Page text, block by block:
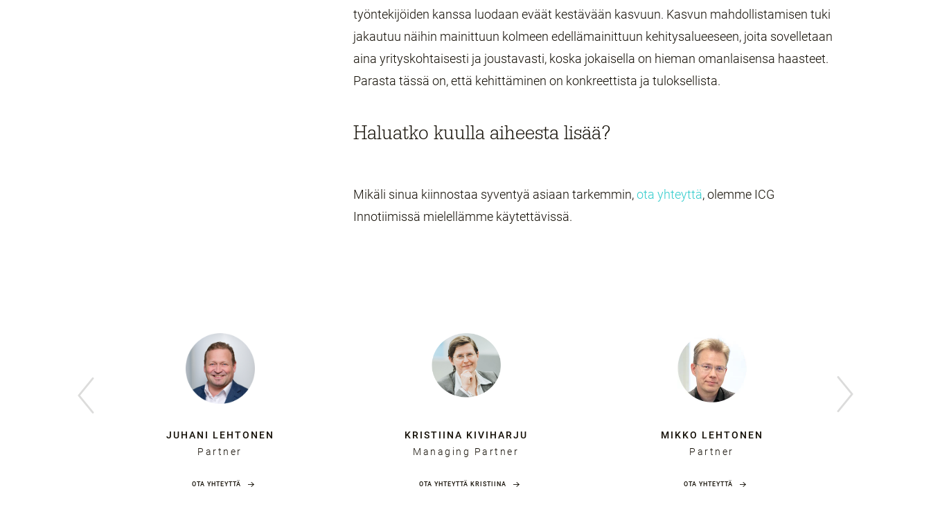
työntekijöiden kanssa luodaan eväät kestävään kasvuun. Kasvun mahdollistamisen tuki
jakautuu näihin mainittuun kolmeen edellämainittuun kehitysalueeseen, joita sovelletaan
aina yrityskohtaisesti ja joustavasti, koska jokaisella on hieman omanlaisensa haasteet.
Parasta tässä on, että kehittäminen on konkreettista ja tuloksellista.
Haluatko kuulla aiheesta lisää?
Mikäli sinua kiinnostaa syventyä asiaan tarkemmin,ota yhteyttä, olemme ICG
Innotiimissä mielellämme käytettävissä.
JUHANI LEHTONEN
Partner
OTA YHTEYTTÄ
KRISTIINA KIVIHARJU
Managing Partner
OTA YHTEYTTÄ KRISTIINA
MIKKO LEHTONEN
Partner
OTA YHTEYTTÄ